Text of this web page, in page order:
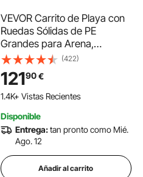
VEVOR Carrito de Playa con
Ruedas Sólidas de PE
Grandes para Arena,
Plataforma de Carga de 760
x 390 mm, Carro de Arena
Plegable, Carro Resistente
para pícnica, Camp, Pesca,
(422)
12190€
1.4K+ Vistas Recientes
Disponible
Entrega:tan pronto como Mié.
Ago. 12
Añadir al carrito